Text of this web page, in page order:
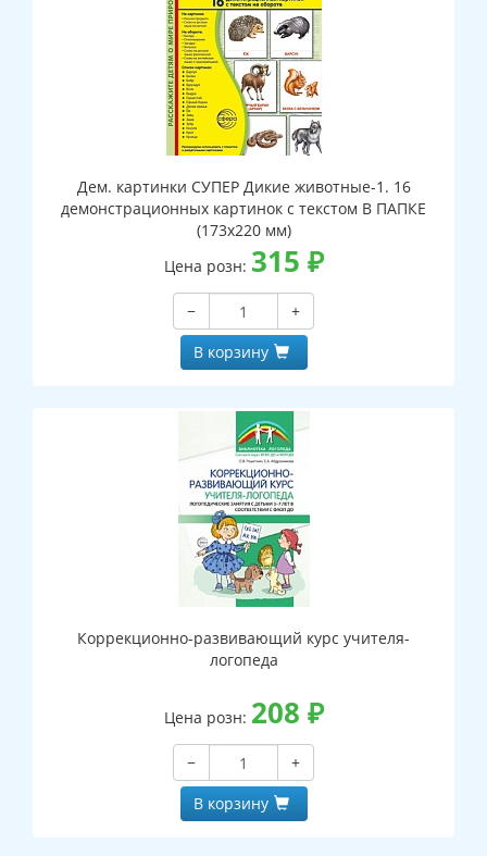
Дем. картинки СУПЕР Дикие животные-1. 16
демонстрационных картинок с текстом В ПАПКЕ
(173х220 мм)
Цена розн: 315 ₽
−
+
В корзину
Коррекционно-развивающий курс учителя-
логопеда
Цена розн: 208 ₽
−
+
В корзину